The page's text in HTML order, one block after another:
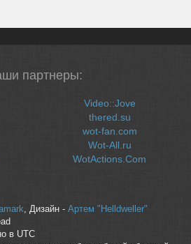
партнеры:
Video::Jove
thered.su
wot-fan.com
Wot-All.ru
WotActions.Com
, Дизайн - Артем "Helldweller"
в UTC